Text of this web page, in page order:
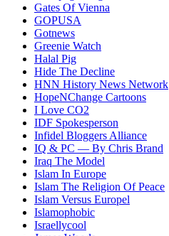
Gates Of Vienna
GOPUSA
Gotnews
Greenie Watch
Halal Pig
Hide The Decline
HNN History News Network
HopeNChange Cartoons
I Love CO2
IDF Spokesperson
Infidel Bloggers Alliance
IQ & PC — By Chris Brand
Iraq The Model
Islam In Europe
Islam The Religion Of Peace
Islam Versus Europel
Islamophobic
Israellycool